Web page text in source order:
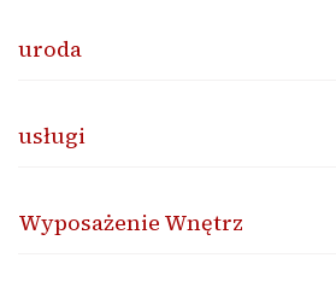
uroda
usługi
Wyposażenie Wnętrz